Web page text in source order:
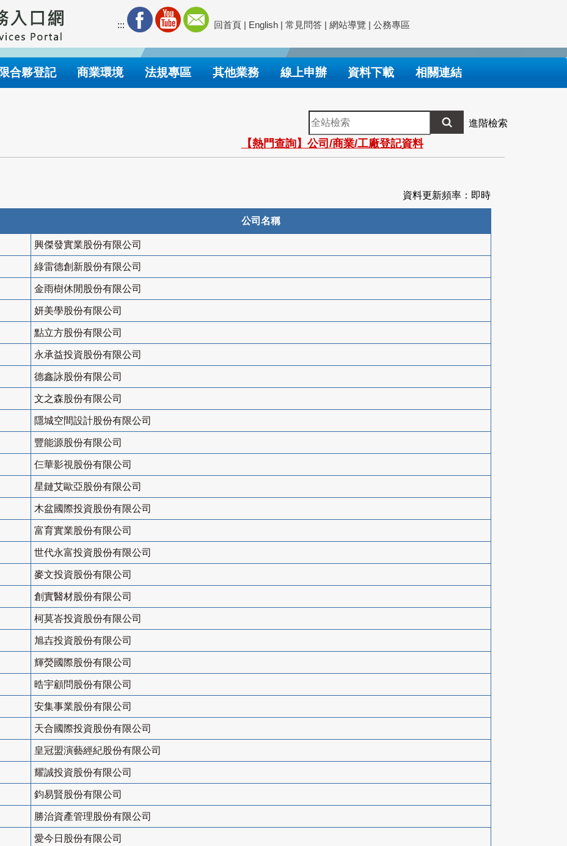
::: 回首頁 | English | 常見問答 | 網站導覽 | 公務專區
合夥登記 商業環境 法規專區 其他業務 線上申辦 資料下載 相關連結
全
站
檢
索
進階檢索
【熱門查詢】公司/商業/工廠登記資料
資料更新頻率：即時
公司名稱
興傑發實業股份有限公司
綠雷德創新股份有限公司
金雨樹休閒股份有限公司
妍美學股份有限公司
點立方股份有限公司
永承益投資股份有限公司
德鑫詠股份有限公司
文之森股份有限公司
隱城空間設計股份有限公司
豐能源股份有限公司
仨華影視股份有限公司
星鏈艾歐亞股份有限公司
木盆國際投資股份有限公司
富育實業股份有限公司
世代永富投資股份有限公司
麥文投資股份有限公司
創實醫材股份有限公司
柯莫峇投資股份有限公司
旭壵投資股份有限公司
輝熒國際股份有限公司
晧宇顧問股份有限公司
安集事業股份有限公司
天合國際投資股份有限公司
皇冠盟演藝經紀股份有限公司
耀誠投資股份有限公司
鈞易賢股份有限公司
勝治資產管理股份有限公司
愛今日股份有限公司